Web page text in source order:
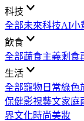
科技
全部未來科技AI小
飲食
全部蔬食主義剩食
生活
全部寵物日常綠色
保健影視藝文家庭
界文化時尚美妝